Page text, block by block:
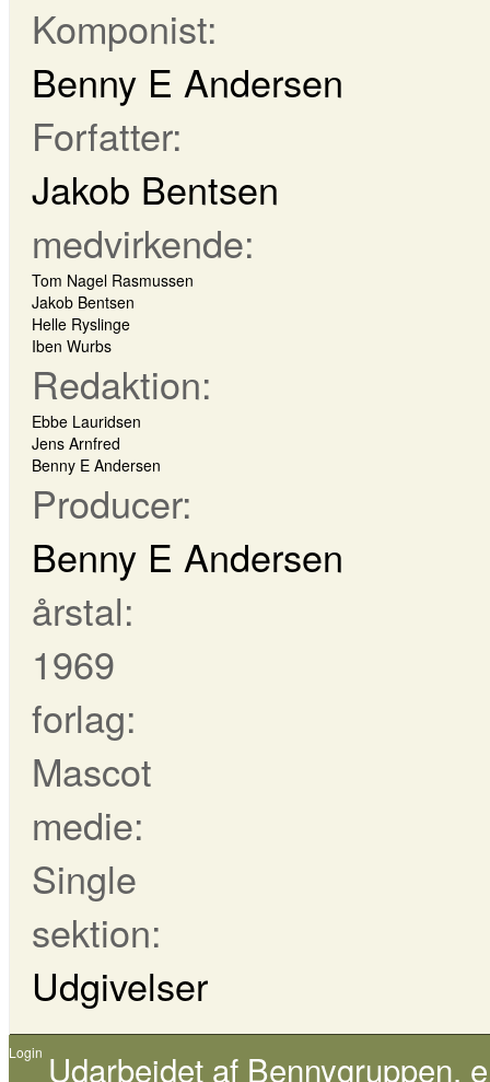
Komponist:
Benny E Andersen
Forfatter:
Jakob Bentsen
medvirkende:
Tom Nagel Rasmussen
Jakob Bentsen
Helle Ryslinge
Iben Wurbs
Redaktion:
Ebbe Lauridsen
Jens Arnfred
Benny E Andersen
Producer:
Benny E Andersen
årstal:
1969
forlag:
Mascot
medie:
Single
sektion:
Udgivelser
Login Udarbejdet af Bennygruppen,